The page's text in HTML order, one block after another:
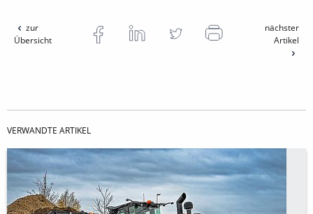
zur
Übersicht
nächster
Artikel
VERWANDTE ARTIKEL